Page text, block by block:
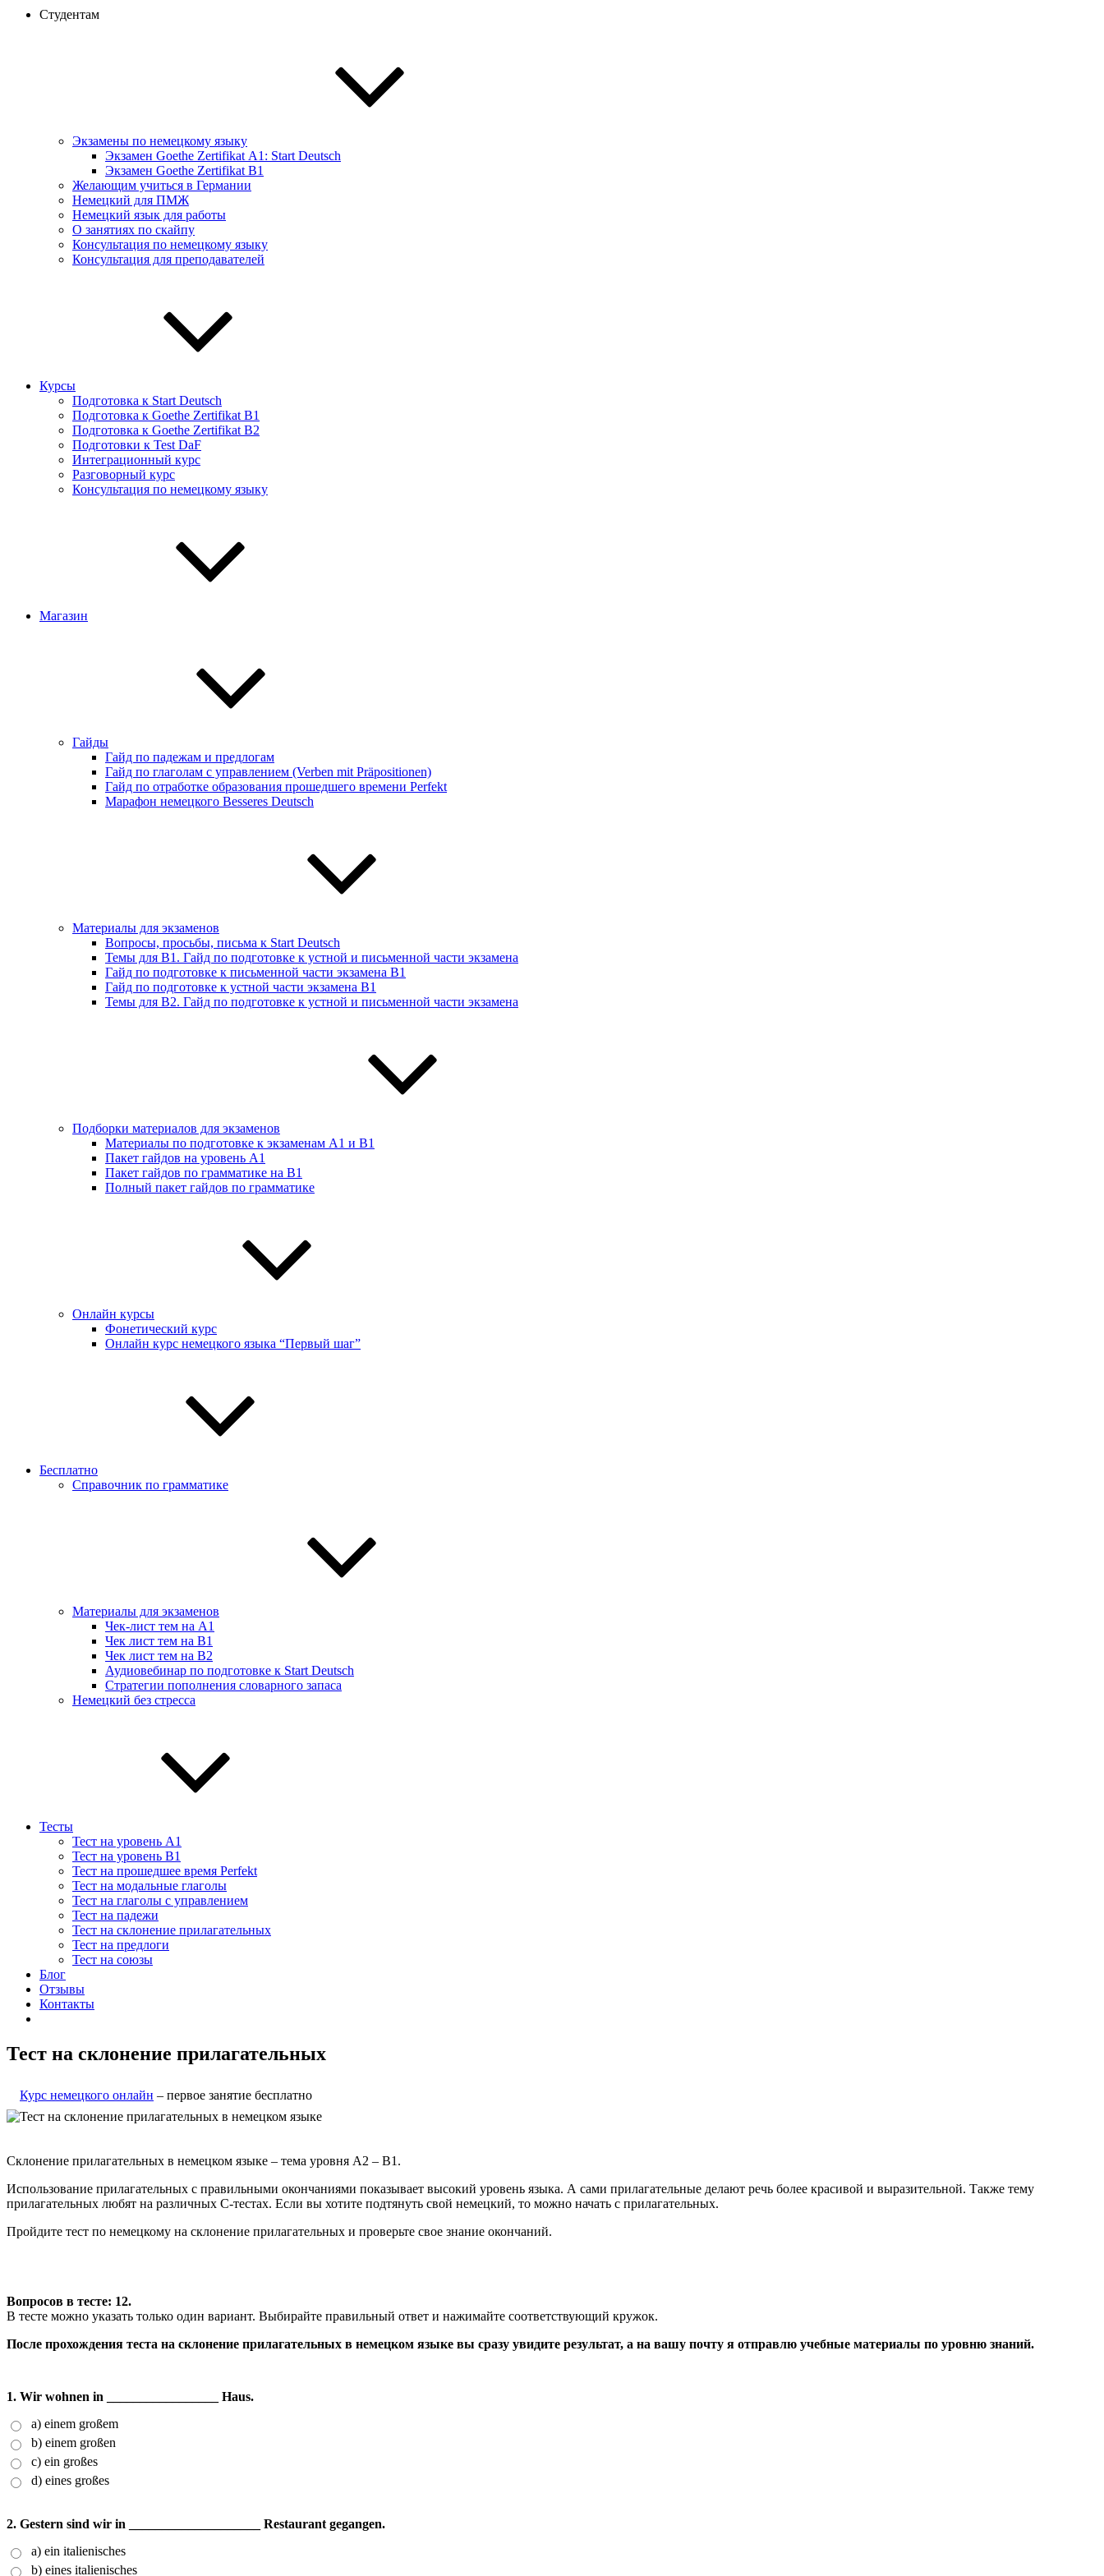
Студентам
Экзамены по немецкому языку
Экзамен Goethe Zertifikat А1: Start Deutsch
Экзамен Goethe Zertifikat B1
Желающим учиться в Германии
Немецкий для ПМЖ
Немецкий язык для работы
О занятиях по скайпу
Консультация по немецкому языку
Консультация для преподавателей
Курсы
Подготовка к Start Deutsch
Подготовка к Goethe Zertifikat B1
Подготовка к Goethe Zertifikat B2
Подготовки к Test DaF
Интеграционный курс
Разговорный курс
Консультация по немецкому языку
Магазин
Гайды
Гайд по падежам и предлогам
Гайд по глаголам с управлением (Verben mit Präpositionen)
Гайд по отработке образования прошедшего времени Perfekt
Марафон немецкого Besseres Deutsch
Материалы для экзаменов
Вопросы, просьбы, письма к Start Deutsch
Темы для B1. Гайд по подготовке к устной и письменной части экзамена
Гайд по подготовке к письменной части экзамена B1
Гайд по подготовке к устной части экзамена B1
Темы для B2. Гайд по подготовке к устной и письменной части экзамена
Подборки материалов для экзаменов
Материалы по подготовке к экзаменам А1 и B1
Пакет гайдов на уровень A1
Пакет гайдов по грамматике на B1
Полный пакет гайдов по грамматике
Онлайн курсы
Фонетический курс
Онлайн курс немецкого языка “Первый шаг”
Бесплатно
Справочник по грамматике
Материалы для экзаменов
Чек-лист тем на А1
Чек лист тем на B1
Чек лист тем на B2
Аудиовебинар по подготовке к Start Deutsch
Стратегии пополнения словарного запаса
Немецкий без стресса
Тесты
Тест на уровень A1
Тест на уровень B1
Тест на прошедшее время Perfekt
Тест на модальные глаголы
Тест на глаголы с управлением
Тест на падежи
Тест на склонение прилагательных
Тест на предлоги
Тест на союзы
Блог
Отзывы
Контакты
Тест на склонение прилагательных
Курс немецкого онлайн – первое занятие бесплатно
Склонение прилагательных в немецком языке – тема уровня A2 – B1.
Использование прилагательных с правильными окончаниями показывает высокий уровень языка. А сами прилагательные делают речь более красивой и выразительной. Также тему
прилагательных любят на различных С-тестах. Если вы хотите подтянуть свой немецкий, то можно начать с прилагательных.
Пройдите тест по немецкому на склонение прилагательных и проверьте свое знание окончаний.
Вопросов в тесте: 12.
В тесте можно указать только один вариант. Выбирайте правильный ответ и нажимайте соответствующий кружок.
После прохождения теста на склонение прилагательных в немецком языке вы сразу увидите результат, а на вашу почту я отправлю учебные материалы по уровню знаний.
1. Wir wohnen in _________________ Haus.
a) einem großem
b) einem großen
c) ein großes
d) eines großes
2. Gestern sind wir in ____________________ Restaurant gegangen.
a) ein italienisches
b) eines italienisches